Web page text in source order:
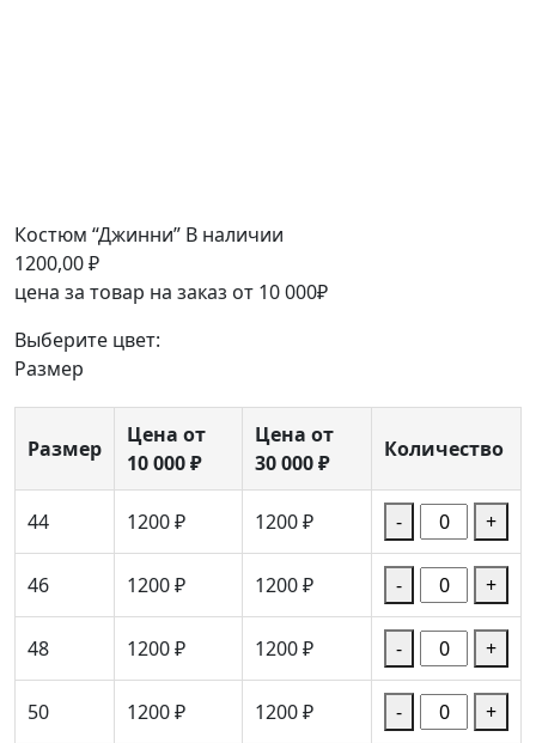
Костюм “Джинни” В наличии
1200,00₽
цена за товар на заказ от 10 000₽
Выберите цвет:
Размер
Размер
Цена от
10 000 ₽
Цена от
30 000 ₽
Количество
44 1200 ₽ 1200 ₽ - +
46 1200 ₽ 1200 ₽ - +
48 1200 ₽ 1200 ₽ - +
50 1200 ₽ 1200 ₽ - +